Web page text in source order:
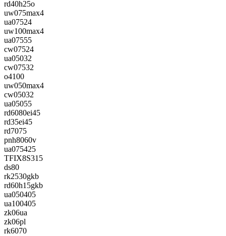
rd40h25o
uw075max4
ua07524
uw100max4
ua07555
cw07524
ua05032
cw07532
o4100
uw050max4
cw05032
ua05055
rd6080ei45
rd35ei45
rd7075
pnh8060v
ua075425
TFIX8S315
ds80
rk2530gkb
rd60h15gkb
ua050405
ua100405
zk06ua
zk06pl
rk6070